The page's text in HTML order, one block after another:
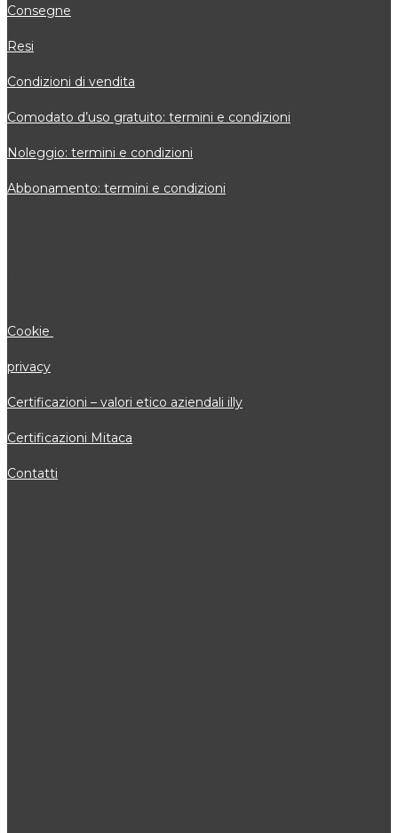
Consegne
Resi
Condizioni di vendita
Comodato d’uso gratuito: termini e condizioni
Noleggio: termini e condizioni
Abbonamento: termini e condizioni
Cookie
privacy
Certificazioni – valori etico aziendali illy
Certificazioni Mitaca
Contatti